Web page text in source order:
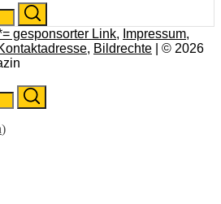
gesponsorter Link, Impressum,
, Bildrechte | © 2026
)